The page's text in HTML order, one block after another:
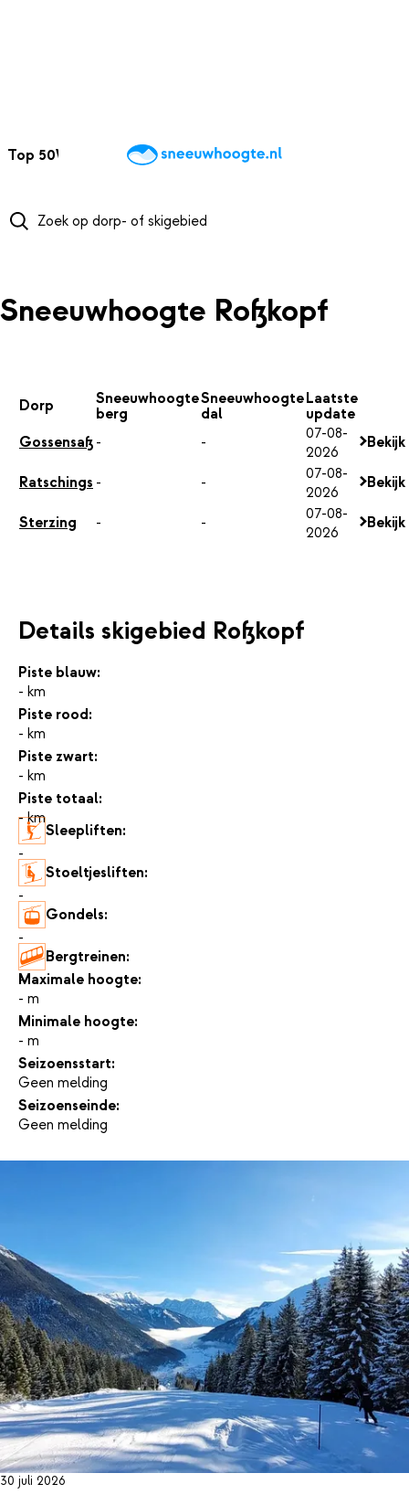
Top 50Webcams WintersportweerKaarten
Sneeuwhoogte Roßkopf
Dorp
Sneeuwhoogte
berg
Sneeuwhoogte
dal
Laatste
update
Gossensaß - -
07-08-
2026
Ratschings - -
07-08-
2026
Sterzing - -
07-08-
2026
Details skigebied Roßkopf
Piste blauw:
- km
Piste rood:
- km
Piste zwart:
- km
Piste totaal:
- km
Sleepliften:
-
Stoeltjesliften:
-
Gondels:
-
Bergtreinen:
-
Maximale hoogte:
- m
Minimale hoogte:
- m
Seizoensstart:
Geen melding
Seizoenseinde:
Geen melding
30 juli 2026